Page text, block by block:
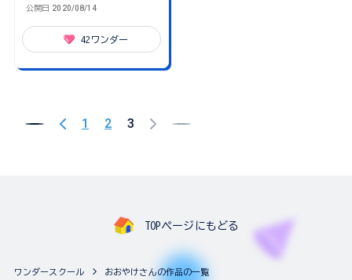
公開日 2020/08/14
42 ワンダー
1 2 3
TOPページにもどる
ワンダースクール おおやけさんの作品の一覧